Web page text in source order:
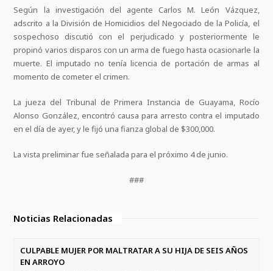
Según la investigación del agente Carlos M. León Vázquez,
adscrito a la División de Homicidios del Negociado de la Policía, el
sospechoso discutió con el perjudicado y posteriormente le
propinó varios disparos con un arma de fuego hasta ocasionarle la
muerte. El imputado no tenía licencia de portación de armas al
momento de cometer el crimen.
La jueza del Tribunal de Primera Instancia de Guayama, Rocío
Alonso González, encontró causa para arresto contra el imputado
en el día de ayer, y le fijó una fianza global de $300,000.
La vista preliminar fue señalada para el próximo 4 de junio.
###
Noticias Relacionadas
CULPABLE MUJER POR MALTRATAR A SU HIJA DE SEIS AÑOS
EN ARROYO